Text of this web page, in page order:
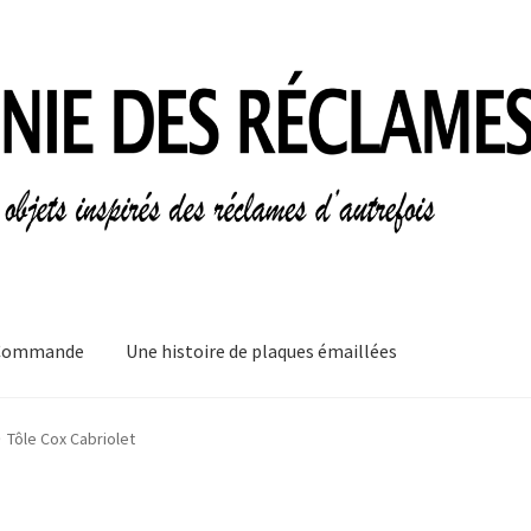
Une histoire de plaques émaillées
Informations légales
Tôle Cox Cabriolet